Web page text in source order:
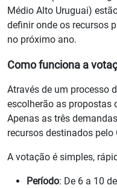
Médio Alto Uruguai)
definir onde os recursos
no próximo ano.
Como funciona a
Através de um processo
escolherão as propostas
Apenas as três
recursos destinados pelo
A votação é simples,
Período: De 6 a 10